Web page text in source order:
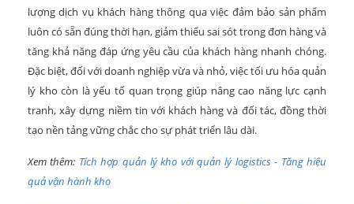
lượng dịch vụ khách hàng thông qua việc đảm bảo sản phẩm
luôn có sẵn đúng thời hạn, giảm thiểu sai sót trong đơn hàng và
tăng khả năng đáp ứng yêu cầu của khách hàng nhanh chóng.
Đặc biệt, đối với doanh nghiệp vừa và nhỏ, việc tối ưu hóa quản
lý kho còn là yếu tố quan trọng giúp nâng cao năng lực cạnh
tranh, xây dựng niềm tin với khách hàng và đối tác, đồng thời
tạo nền tảng vững chắc cho sự phát triển lâu dài.
Xem thêm: Tích hợp quản lý kho với quản lý logistics - Tăng hiệu
quả vận hành kho